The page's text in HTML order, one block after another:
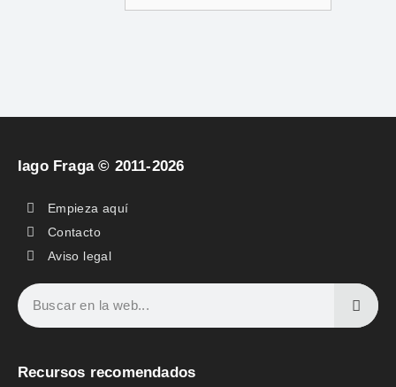
Iago Fraga © 2011-2026
Empieza aquí
Contacto
Aviso legal
Recursos recomendados